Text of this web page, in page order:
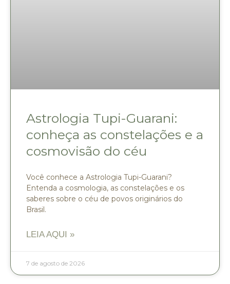
Astrologia Tupi-Guarani:
conheça as constelações e a
cosmovisão do céu
Você conhece a Astrologia Tupi-Guarani?
Entenda a cosmologia, as constelações e os
saberes sobre o céu de povos originários do
Brasil.
LEIA AQUI »
7 de agosto de 2026